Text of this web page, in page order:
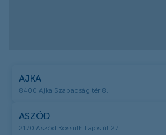
AJKA
8400 Ajka Szabadság tér 8.
ASZÓD
2170 Aszód Kossuth Lajos út 27.